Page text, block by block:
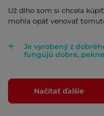
Už dlho som si chcela
mohla opäť venovať
Je vyrobený z
fungujú dobre,
Načítať ďalšie